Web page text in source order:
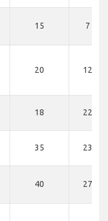
15 7 KM
20 12 KM
18 22 KM
35 23 KM
40 27 KM